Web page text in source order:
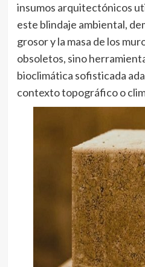
insumos arquitectónicos
este blindaje ambiental,
grosor y la masa de los
obsoletos, sino
bioclimática sofisticada
contexto topográfico o